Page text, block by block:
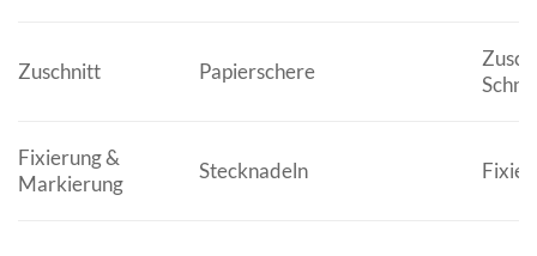
Zuschnitt Papierschere
Fixierung &
Markierung
Stecknadeln